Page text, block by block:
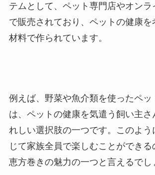
テムとして、ペット専門店やオンラ
で販売されており、ペットの健康を
材料で作られています。
例えば、野菜や魚介類を使ったペッ
は、ペットの健康を気遣う飼い主さ
れしい選択肢の一つです。このよう
じて家族全員で楽しむことができ
恵方巻きの魅力の一つと言えるでし